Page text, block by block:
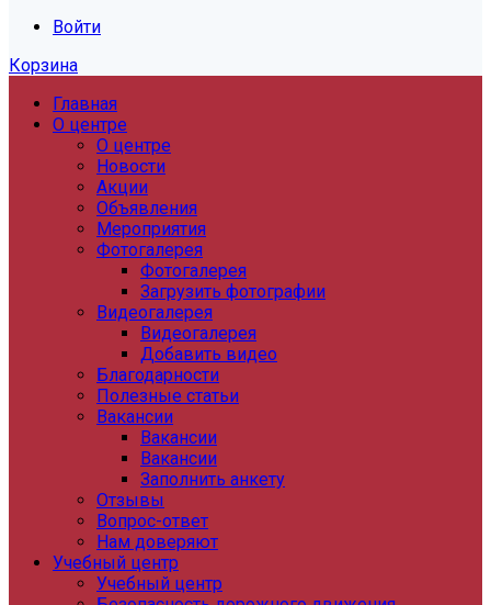
Войти
Корзина
Главная
О центре
О центре
Новости
Акции
Объявления
Мероприятия
Фотогалерея
Фотогалерея
Загрузить фотографии
Видеогалерея
Видеогалерея
Добавить видео
Благодарности
Полезные статьи
Вакансии
Вакансии
Вакансии
Заполнить анкету
Отзывы
Вопрос-ответ
Нам доверяют
Учебный центр
Учебный центр